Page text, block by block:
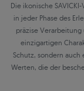
Die ikonische
in jeder Phase des
präzise
einzigartigen
Schutz, sondern
Werten, die der